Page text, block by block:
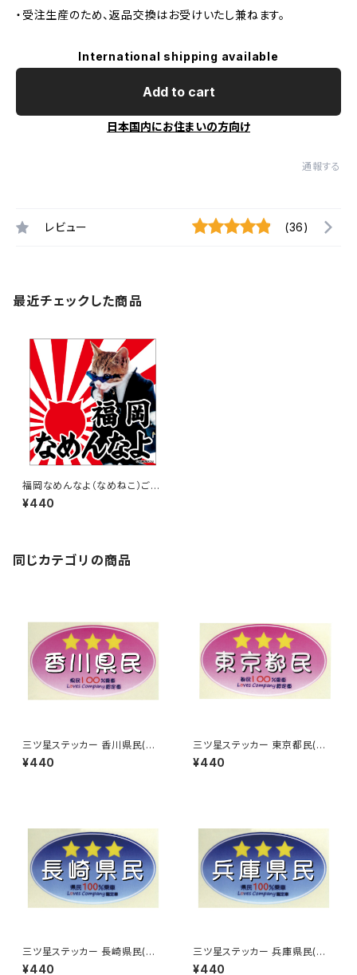
・受注生産のため、返品交換はお受けいたし兼ねます。
International shipping available
Add to cart
日本国内にお住まいの方向け
通報する
レビュー (36)
最近チェックした商品
福岡なめんなよ（なめねこ）ご当
地ステッカー A-18
¥440
同じカテゴリの商品
三ツ星ステッカー 香川県民(ピ
ンク)
¥440
三ツ星ステッカー 東京都民(ピ
ンク)
¥440
三ツ星ステッカー 長崎県民(ブ
ルー)
¥440
三ツ星ステッカー 兵庫県民(ブ
ルー)
¥440